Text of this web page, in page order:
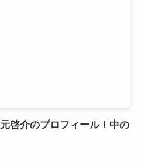
啓介のプロフィール！中の